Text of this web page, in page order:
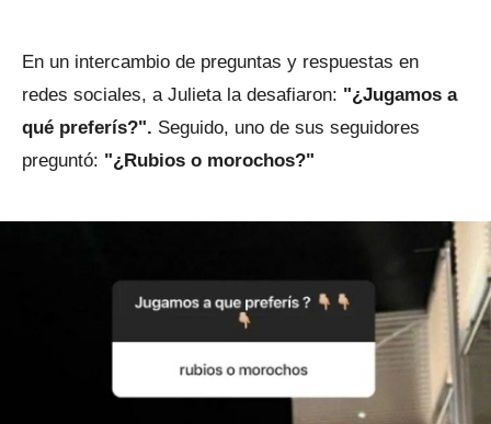
En un intercambio de preguntas y respuestas en
redes sociales, a Julieta la desafiaron: "¿Jugamos a
qué preferís?". Seguido, uno de sus seguidores
preguntó: "¿Rubios o morochos?"